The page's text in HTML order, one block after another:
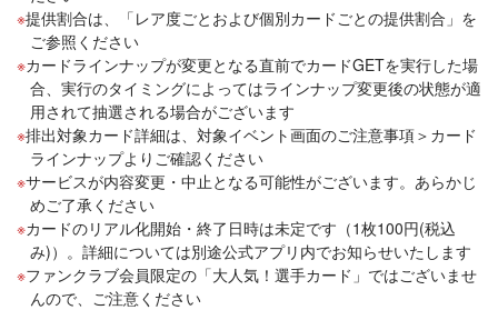
提供割合は、「レア度ごとおよび個別カードごとの提供割合」を
ご参照ください
カードラインナップが変更となる直前でカードGETを実行した場
合、実行のタイミングによってはラインナップ変更後の状態が適
用されて抽選される場合がございます
排出対象カード詳細は、対象イベント画面のご注意事項＞カード
ラインナップよりご確認ください
サービスが内容変更・中止となる可能性がございます。あらかじ
めご了承ください
カードのリアル化開始・終了日時は未定です（1枚100円(税込
み)）。詳細については別途公式アプリ内でお知らせいたします
ファンクラブ会員限定の「大人気！選手カード」ではございませ
んので、ご注意ください